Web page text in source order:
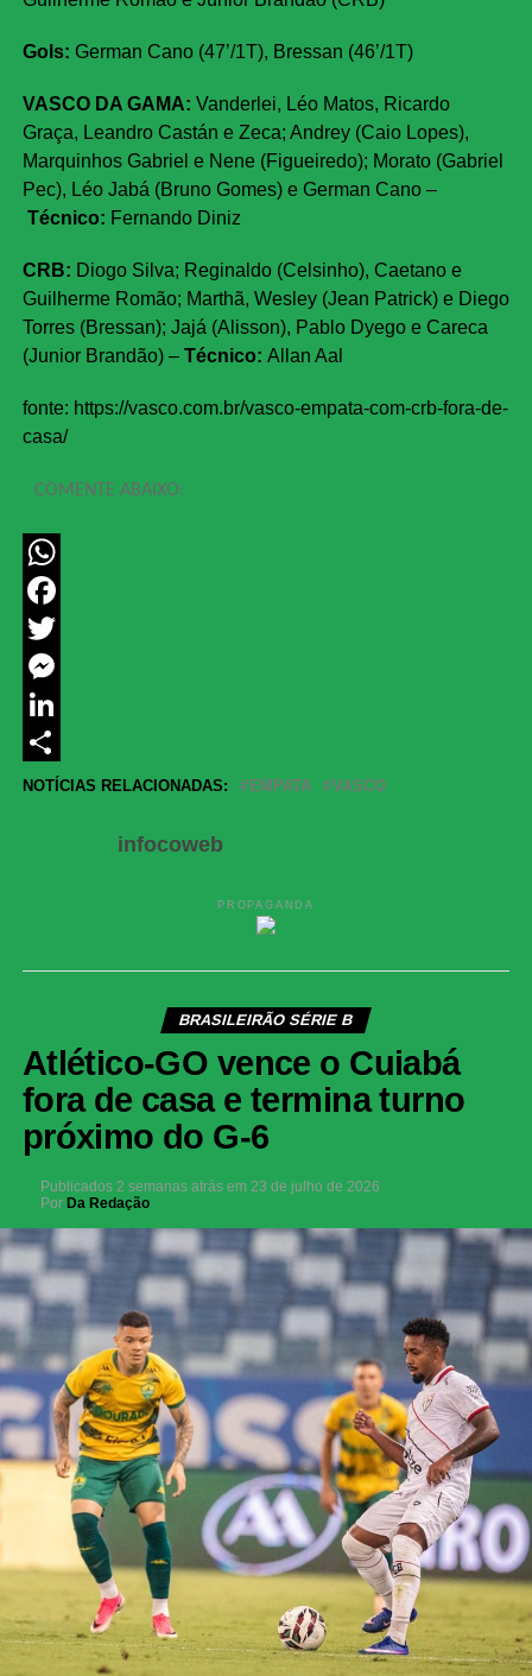
Gols: German Cano (47’/1T), Bressan (46’/1T)
VASCO DA GAMA: Vanderlei, Léo Matos, Ricardo
Graça, Leandro Castán e Zeca; Andrey (Caio Lopes),
Marquinhos Gabriel e Nene (Figueiredo); Morato (Gabriel
Pec), Léo Jabá (Bruno Gomes) e German Cano –
Técnico: Fernando Diniz
CRB: Diogo Silva; Reginaldo (Celsinho), Caetano e
Guilherme Romão; Marthã, Wesley (Jean Patrick) e Diego
Torres (Bressan); Jajá (Alisson), Pablo Dyego e Careca
(Junior Brandão) – Técnico: Allan Aal
fonte: https://vasco.com.br/vasco-empata-com-crb-fora-de-
casa/
COMENTE ABAIXO:
WhatsApp
Facebook
Twitter
Messenger
LinkedIn
Share
NOTÍCIAS RELACIONADAS: EMPATA VASCO
infocoweb
PROPAGANDA
BRASILEIRÃO SÉRIE B
Atlético-GO vence o Cuiabá
fora de casa e termina turno
próximo do G-6
Publicados 2 semanas atrás em 23 de julho de 2026
Por Da Redação